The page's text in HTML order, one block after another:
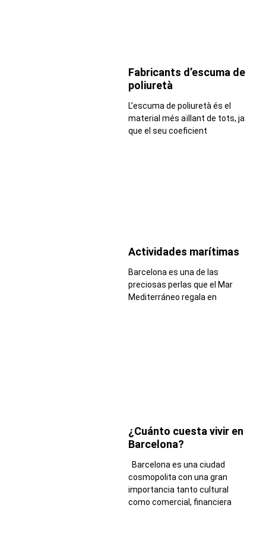
Fabricants d’escuma de
poliuretà
L’escuma de poliuretà és el
material més aïllant de tots, ja
que el seu coeficient
Actividades marítimas
Barcelona es una de las
preciosas perlas que el Mar
Mediterráneo regala en
¿Cuánto cuesta vivir en
Barcelona?
Barcelona es una ciudad
cosmopolita con una gran
importancia tanto cultural
como comercial, financiera